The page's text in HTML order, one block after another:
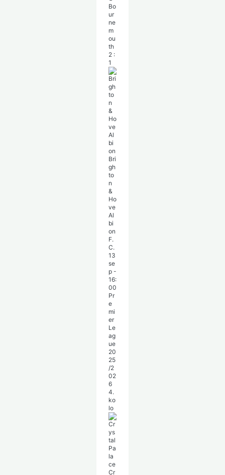
Bo
ur
ne
m
ou
th
2 :
1
Bri
gh
to
n
&
Ho
ve
Al
bi
on
F.
C.
13
se
p -
16:
00
Pr
e
mi
er
Le
ag
ue
20
25
/2
02
6
4.
ko
lo
Cr